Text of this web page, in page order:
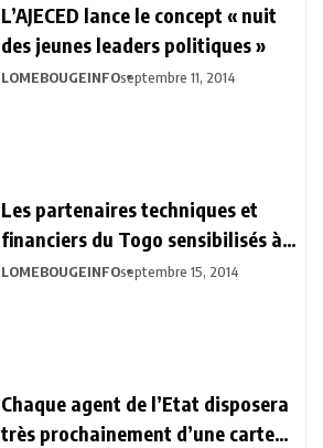
L’AJECED lance le concept « nuit
des jeunes leaders politiques »
LOMEBOUGEINFOseptembre 11, 2014
Les partenaires techniques et
financiers du Togo sensibilisés à
la Vision Togo 2030
LOMEBOUGEINFOseptembre 15, 2014
Chaque agent de l’Etat disposera
très prochainement d’une carte